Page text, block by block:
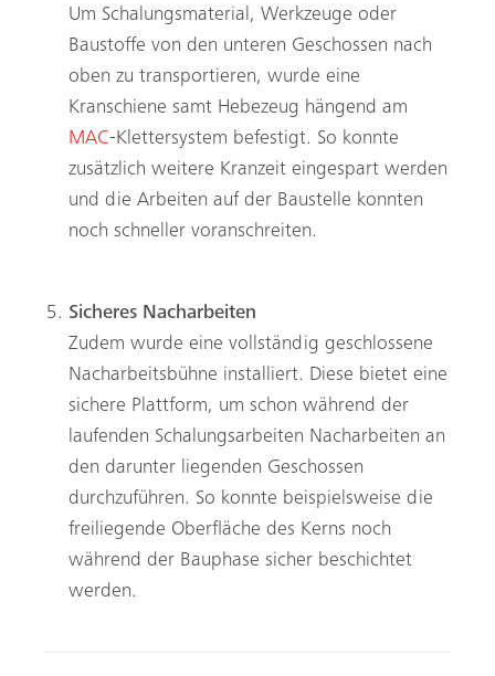
Um Schalungsmaterial, Werkzeuge oder
Baustoffe von den unteren Geschossen nach
oben zu transportieren, wurde eine
Kranschiene samt Hebezeug hängend am
MAC-Klettersystem befestigt. So konnte
zusätzlich weitere Kranzeit eingespart werden
und die Arbeiten auf der Baustelle konnten
noch schneller voranschreiten.
Sicheres Nacharbeiten
Zudem wurde eine vollständig geschlossene
Nacharbeitsbühne installiert. Diese bietet eine
sichere Plattform, um schon während der
laufenden Schalungsarbeiten Nacharbeiten an
den darunter liegenden ­Geschossen
durchzuführen. So konnte beispielsweise die
freiliegende Oberfläche des Kerns noch
während der Bauphase sicher beschichtet
werden.